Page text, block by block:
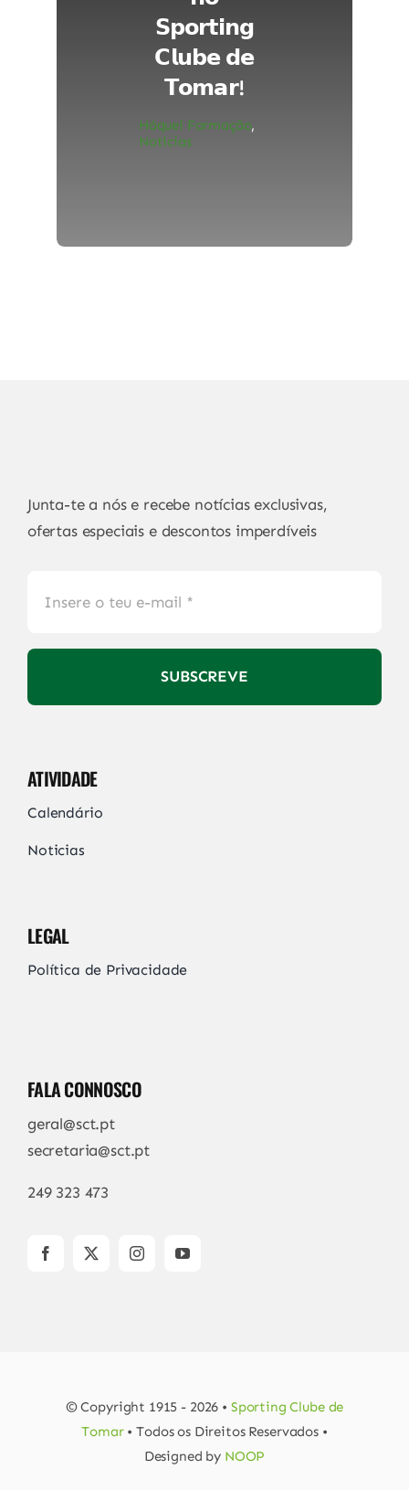
𝗦𝗽𝗼𝗿𝘁𝗶𝗻𝗴
𝗖𝗹𝘂𝗯𝗲 𝗱𝗲
𝗧𝗼𝗺𝗮𝗿!
Hóquei Formação,
Noticias
Junta-te a nós e recebe notícias exclusivas,
ofertas especiais e descontos imperdíveis
SUBSCREVE
ATIVIDADE
Calendário
Noticias
LEGAL
Política de Privacidade
FALA CONNOSCO
geral@sct.pt
secretaria@sct.pt
249 323 473
© Copyright 1915 - 2026 • Sporting Clube de
Tomar• Todos os Direitos Reservados •
Designed by NOOP